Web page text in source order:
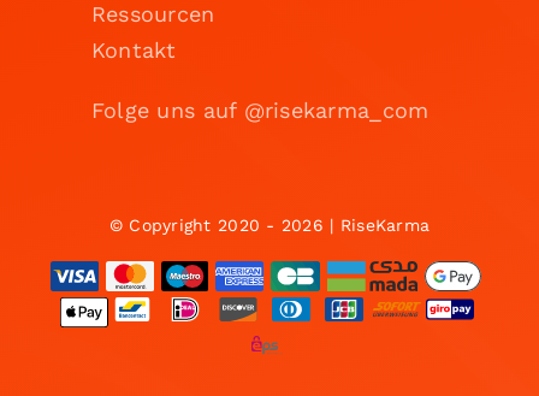
Ressourcen
Kontakt
Folge uns auf @risekarma_com
© Copyright 2020 - 2026 | RiseKarma